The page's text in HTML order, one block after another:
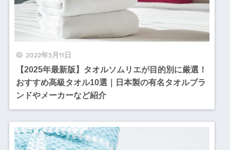
2022年3月11日
【2025年最新版】タオルソムリエが目的別に厳選！
おすすめ高級タオル10選｜日本製の有名タオルブラ
ンドやメーカーなど紹介